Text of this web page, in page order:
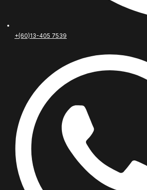
+(60)13-405 7539